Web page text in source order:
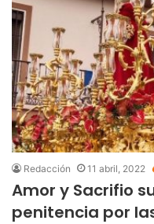
Redacción 11 abril, 2022
Amor y Sacrifio
penitencia por